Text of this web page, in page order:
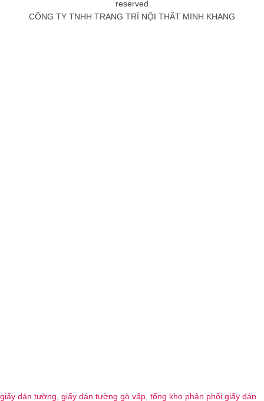
reserved
CÔNG TY TNHH TRANG TRÍ NỘI THẤT MINH KHANG
giấy dán tường, giấy dán tường gò vấp, tổng kho phân phối giấy dán